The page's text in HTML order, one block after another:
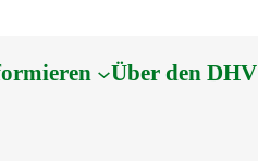
Über den DHV